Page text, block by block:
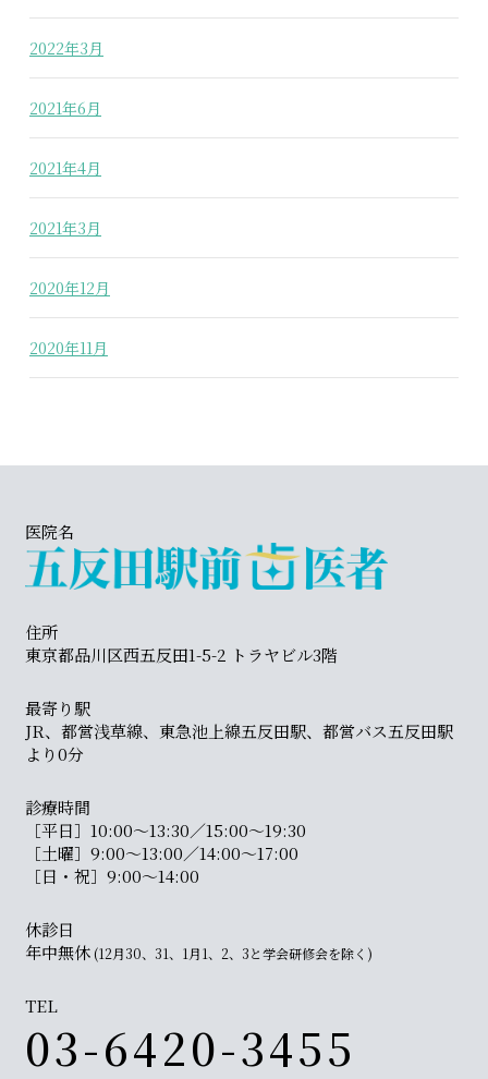
2022年3月
2021年6月
2021年4月
2021年3月
2020年12月
2020年11月
医院名
住所
東京都品川区西五反田1-5-2 トラヤビル3階
最寄り駅
JR、都営浅草線、東急池上線五反田駅、都営バス五反田駅
より0分
診療時間
［平日］10:00〜13:30／15:00〜19:30
［土曜］9:00〜13:00／14:00〜17:00
［日・祝］9:00〜14:00
休診日
年中無休 (12月30、31、1月1、2、3と学会研修会を除く)
TEL
03-6420-3455